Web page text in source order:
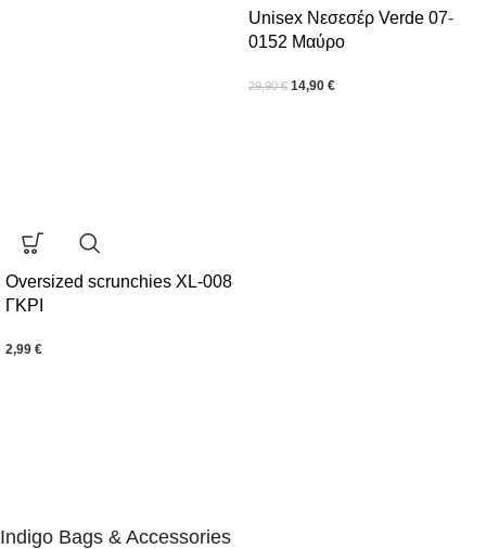
Oversized scrunchies XL-008
ΓΚΡΙ
2,99 €
Unisex Νεσεσέρ Verde 07-
0152 Μαύρο
29,90€ 14,90 €
Indigo Bags & Accessories